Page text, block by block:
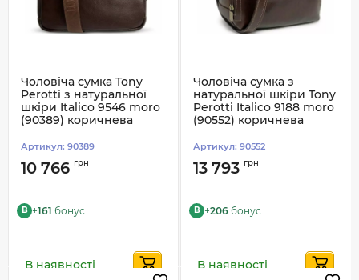
Чоловіча сумка Tony
Perotti з натуральної
шкіри Italico 9546 moro
(90389) коричнева
Артикул: 90389
10 766 грн
B +161 бонус
В наявності
Чоловіча сумка з
натуральної шкіри Tony
Perotti Italico 9188 moro
(90552) коричнева
Артикул: 90552
13 793 грн
B +206 бонус
В наявності